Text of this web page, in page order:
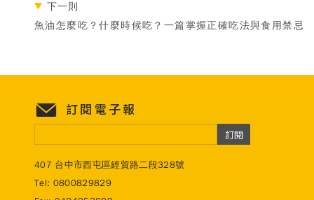
下一則
魚油怎麼吃？什麼時候吃？一篇掌握正確吃法與食用禁忌
訂閱電子報
訂閱
407 台中市西屯區經貿路二段328號
Tel: 0800829829